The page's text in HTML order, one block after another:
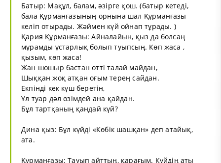
Батыр: Мақұл, балам, әзірге қош. (батыр кетеді,
бала Құрманғазының орнына шал Құрманғазы
келіп отырады. Жәймен күй ойнап тұрады. )
Қария Құрманғазы: Айналайын, қыз да болсаң
мұрамды ұстарлық болып туыпсың. Көп жаса ,
қызым, көп жаса!
Жан шошыр бастан өтті талай майдан,
Шыққан жоқ атқан оғым терең сайдан.
Екпінді кек күш беретін,
Ұл туар дәл өзімдей ана қайдан.
Бұл тартқаның қандай күй?
Дина қыз: Бұл күйді «Көбік шашқан» деп атайық,
ата.
Құрманғазы: Тауып айттың, қарағым. Күйдің аты